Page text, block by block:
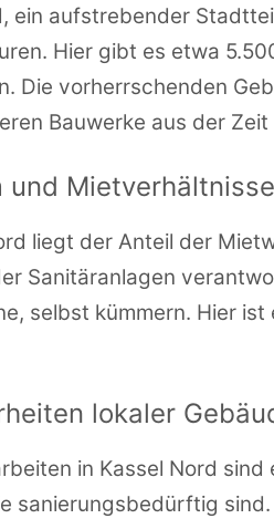
ein aufstrebender
Hier gibt es etwa
Die vorherrschenden
Bauwerke aus der
und Mietverhältnisse
liegt der Anteil der
Sanitäranlagen
selbst kümmern. Hier
lokaler
in Kassel Nord
sanierungsbedürftig